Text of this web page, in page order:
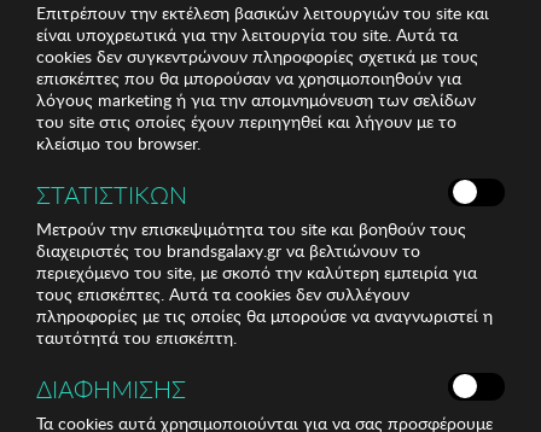
Επιτρέπουν την εκτέλεση βασικών λειτουργιών του site και
είναι υποχρεωτικά για την λειτουργία του site. Αυτά τα
cookies δεν συγκεντρώνουν πληροφορίες σχετικά με τους
επισκέπτες που θα μπορούσαν να χρησιμοποιηθούν για
λόγους marketing ή για την απομνημόνευση των σελίδων
του site στις οποίες έχουν περιηγηθεί και λήγουν με το
κλείσιμο του browser.
ΣΤΑΤΙΣΤΙΚΩΝ
Μετρούν την επισκεψιμότητα του site και βοηθούν τους
διαχειριστές του brandsgalaxy.gr να βελτιώνουν το
περιεχόμενο του site, με σκοπό την καλύτερη εμπειρία για
τους επισκέπτες. Αυτά τα cookies δεν συλλέγουν
πληροφορίες με τις οποίες θα μπορούσε να αναγνωριστεί η
ταυτότητά του επισκέπτη.
ΔΙΑΦΗΜΙΣΗΣ
Τα cookies αυτά χρησιμοποιούνται για να σας προσφέρουμε